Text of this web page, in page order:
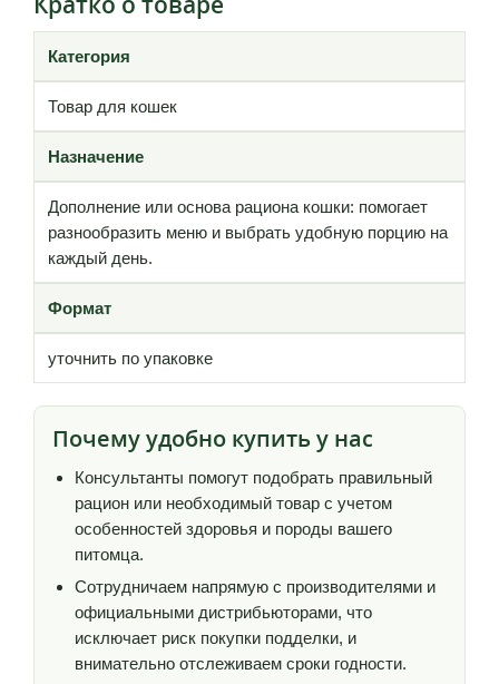
Категория
Товар для кошек
Назначение
Дополнение или основа рациона кошки: помогает
разнообразить меню и выбрать удобную порцию на
каждый день.
Формат
уточнить по упаковке
Почему удобно купить у нас
Консультанты помогут подобрать правильный
рацион или необходимый товар с учетом
особенностей здоровья и породы вашего
питомца.
Сотрудничаем напрямую с производителями и
официальными дистрибьюторами, что
исключает риск покупки подделки, и
внимательно отслеживаем сроки годности.